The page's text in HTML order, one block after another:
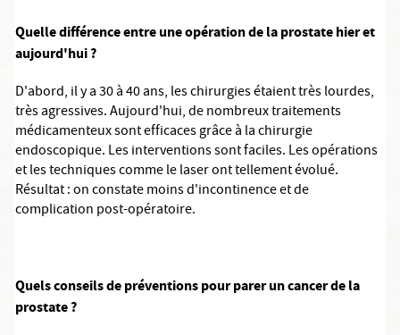
Quelle différence entre une opération de la prostate hier et
aujourd'hui ?
D'abord, il y a 30 à 40 ans, les chirurgies étaient très lourdes,
très agressives. Aujourd'hui, de nombreux traitements
médicamenteux sont efficaces grâce à la chirurgie
endoscopique. Les interventions sont faciles. Les opérations
et les techniques comme le laser ont tellement évolué.
Résultat : on constate moins d'incontinence et de
complication post-opératoire.
Quels conseils de préventions pour parer un cancer de la
prostate ?